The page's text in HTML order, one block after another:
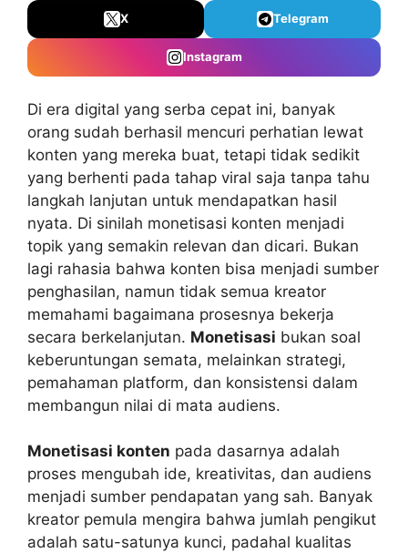
X Telegram
Instagram
Di era digital yang serba cepat ini, banyak
orang sudah berhasil mencuri perhatian lewat
konten yang mereka buat, tetapi tidak sedikit
yang berhenti pada tahap viral saja tanpa tahu
langkah lanjutan untuk mendapatkan hasil
nyata. Di sinilah monetisasi konten menjadi
topik yang semakin relevan dan dicari. Bukan
lagi rahasia bahwa konten bisa menjadi sumber
penghasilan, namun tidak semua kreator
memahami bagaimana prosesnya bekerja
secara berkelanjutan. Monetisasi bukan soal
keberuntungan semata, melainkan strategi,
pemahaman platform, dan konsistensi dalam
membangun nilai di mata audiens.
Monetisasi konten pada dasarnya adalah
proses mengubah ide, kreativitas, dan audiens
menjadi sumber pendapatan yang sah. Banyak
kreator pemula mengira bahwa jumlah pengikut
adalah satu-satunya kunci, padahal kualitas